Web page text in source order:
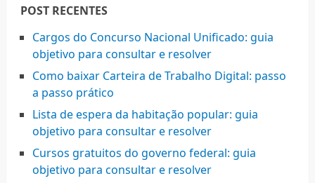
POST RECENTES
Cargos do Concurso Nacional Unificado: guia
objetivo para consultar e resolver
Como baixar Carteira de Trabalho Digital: passo
a passo prático
Lista de espera da habitação popular: guia
objetivo para consultar e resolver
Cursos gratuitos do governo federal: guia
objetivo para consultar e resolver